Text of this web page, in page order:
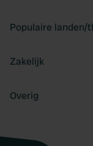
Populaire landen/
Zakelijk
Overig